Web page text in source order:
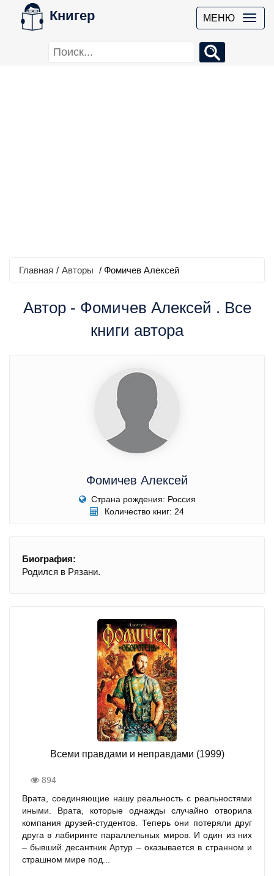
Книгер МЕНЮ
Главная / Авторы / Фомичев Алексей
Автор - Фомичев Алексей . Все
книги автора
Фомичев Алексей
Страна рождения: Россия
Количество книг: 24
Биография:
Родился в Рязани.
Всеми правдами и неправдами (1999)
894
Врата, соединяющие нашу реальность с реальностями
иными. Врата, которые однажды случайно отворила
компания друзей-студентов. Теперь они потеряли друг
друга в лабиринте параллельных миров. И один из них
– бывший десантник Артур – оказывается в странном и
страшном мире под...